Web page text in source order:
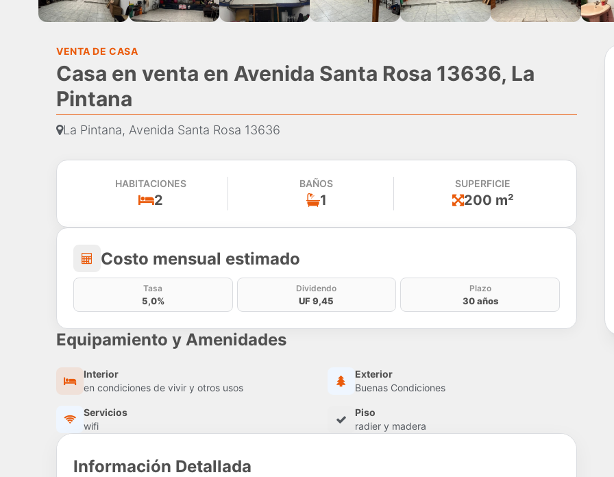
VENTA DE CASA
Casa en venta en Avenida Santa Rosa 13636, La
Pintana
La Pintana, Avenida Santa Rosa 13636
HABITACIONES
2
BAÑOS
1
SUPERFICIE
200 m²
Costo mensual estimado
Costo mensual estimado
Tasa
5,0%
Dividendo
UF 9,45
Plazo
30 años
Equipamiento y Amenidades
Interior
en condiciones de vivir y otros usos
Exterior
Buenas Condiciones
Servicios
wifi
Piso
radier y madera
Información Detallada